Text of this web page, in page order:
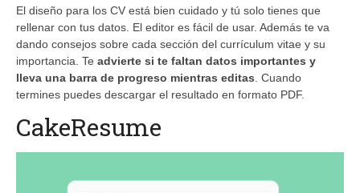
El diseño para los CV está bien cuidado y tú solo tienes que
rellenar con tus datos. El editor es fácil de usar. Además te va
dando consejos sobre cada sección del currículum vitae y su
importancia. Te advierte si te faltan datos importantes y
lleva una barra de progreso mientras editas . Cuando
termines puedes descargar el resultado en formato PDF.
CakeResume